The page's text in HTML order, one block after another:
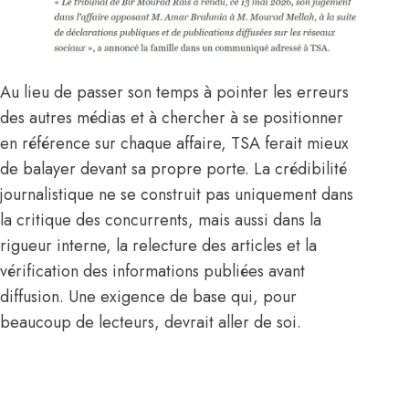
Au lieu de passer son temps à pointer les erreurs
des autres médias et à chercher à se positionner
en référence sur chaque affaire, TSA ferait mieux
de balayer devant sa propre porte. La crédibilité
journalistique ne se construit pas uniquement dans
la critique des concurrents, mais aussi dans la
rigueur interne, la relecture des articles et la
vérification des informations publiées avant
diffusion. Une exigence de base qui, pour
beaucoup de lecteurs, devrait aller de soi.